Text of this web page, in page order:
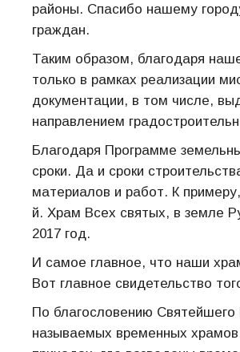
районы. Спасибо нашему
граждан.
Таким образом, благодаря
только в рамках реализации
документации, в том числе,
направлением
Благодаря Программе
сроки. Да и сроки
материалов и работ. К
й. Храм Всех святых, в земле
2017 год.
И самое главное, что наши
Вот главное свидетельство
По благословению Святейшего
называемых временных